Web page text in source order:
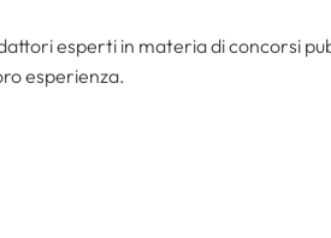
esperti in materia di concorsi
esperienza.